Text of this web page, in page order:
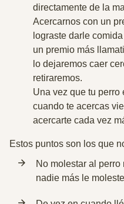
directamente de la
Acercarnos con un
lograste darle
un premio más
lo dejaremos caer
retiraremos.
Una vez que tu
cuando te acercas
acercarte cada vez
Estos puntos son los que
No molestar al
nadie más le